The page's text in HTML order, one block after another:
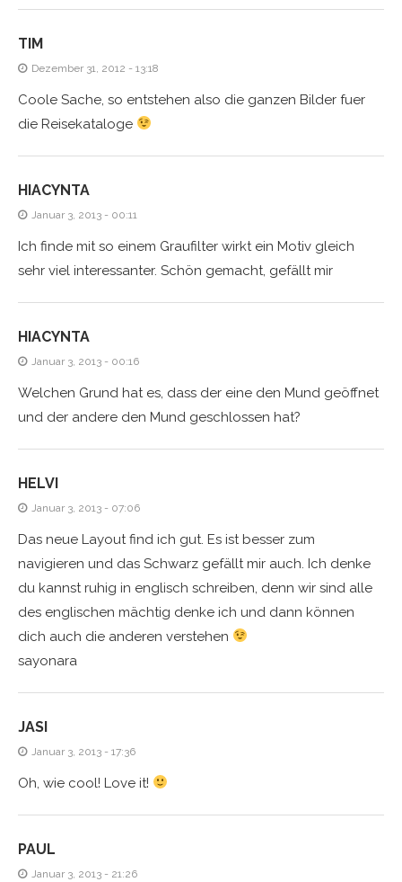
TIM
Dezember 31, 2012 - 13:18
Coole Sache, so entstehen also die ganzen Bilder fuer
die Reisekataloge
HIACYNTA
Januar 3, 2013 - 00:11
Ich finde mit so einem Graufilter wirkt ein Motiv gleich
sehr viel interessanter. Schön gemacht, gefällt mir
HIACYNTA
Januar 3, 2013 - 00:16
Welchen Grund hat es, dass der eine den Mund geöffnet
und der andere den Mund geschlossen hat?
HELVI
Januar 3, 2013 - 07:06
Das neue Layout find ich gut. Es ist besser zum
navigieren und das Schwarz gefällt mir auch. Ich denke
du kannst ruhig in englisch schreiben, denn wir sind alle
des englischen mächtig denke ich und dann können
dich auch die anderen verstehen
sayonara
JASI
Januar 3, 2013 - 17:36
Oh, wie cool! Love it!
PAUL
Januar 3, 2013 - 21:26